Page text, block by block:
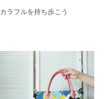
カラフルを持ち歩こう